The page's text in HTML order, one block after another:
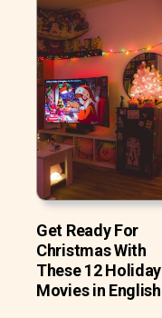
Get Ready For
Christmas With
These 12 Holiday
Movies in English